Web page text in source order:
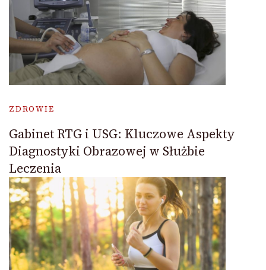
ZDROWIE
Gabinet RTG i USG: Kluczowe Aspekty
Diagnostyki Obrazowej w Służbie
Leczenia